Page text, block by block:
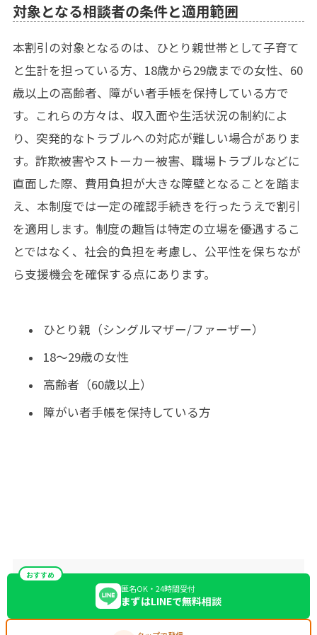
対象となる相談者の条件と適用範囲
本割引の対象となるのは、ひとり親世帯として子育て
と生計を担っている方、18歳から29歳までの女性、60
歳以上の高齢者、障がい者手帳を保持している方で
す。これらの方々は、収入面や生活状況の制約によ
り、突発的なトラブルへの対応が難しい場合がありま
す。詐欺被害やストーカー被害、職場トラブルなどに
直面した際、費用負担が大きな障壁となることを踏ま
え、本制度では一定の確認手続きを行ったうえで割引
を適用します。制度の趣旨は特定の立場を優遇するこ
とではなく、社会的負担を考慮し、公平性を保ちなが
ら支援機会を確保する点にあります。
ひとり親（シングルマザー/ファーザー）
18～29歳の女性
高齢者（60歳以上）
障がい者手帳を保持している方
おすすめ
匿名OK・24時間受付
まずはLINEで無料相談